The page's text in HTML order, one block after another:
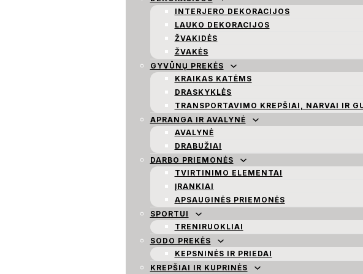
INTERJERO DEKORACIJOS
LAUKO DEKORACIJOS
ŽVAKIDĖS
ŽVAKĖS
GYVŪNŲ PREKĖS
KRAIKAS KATĖMS
DRASKYKLĖS
TRANSPORTAVIMO KREPŠIAI, NARVAI IR
APRANGA IR AVALYNĖ
AVALYNĖ
DRABUŽIAI
DARBO PRIEMONĖS
TVIRTINIMO ELEMENTAI
ĮRANKIAI
APSAUGINĖS PRIEMONĖS
SPORTUI
TRENIRUOKLIAI
SODO PREKĖS
KEPSNINĖS IR PRIEDAI
KREPŠIAI IR KUPRINĖS